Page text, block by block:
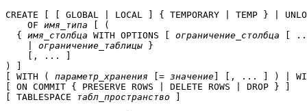
CREATE [ [ GLOBAL | LOCAL ] { TEMPORARY | TEMP } |
    OF
имя_типа [ (
  {
имя_столбца WITH OPTIONS [ ограничение_столбца [
ограничение_таблицы }
    [, ... ]
) ]
[ WITH ( параметр_хранения [= значение] [, ... ] ) | WITH
[ ON COMMIT { PRESERVE ROWS | DELETE ROWS | DROP } ]
[ TABLESPACE
табл_пространство ]